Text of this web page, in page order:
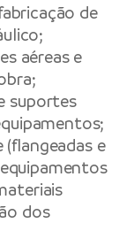
de
aéreas e
suportes
e
dos